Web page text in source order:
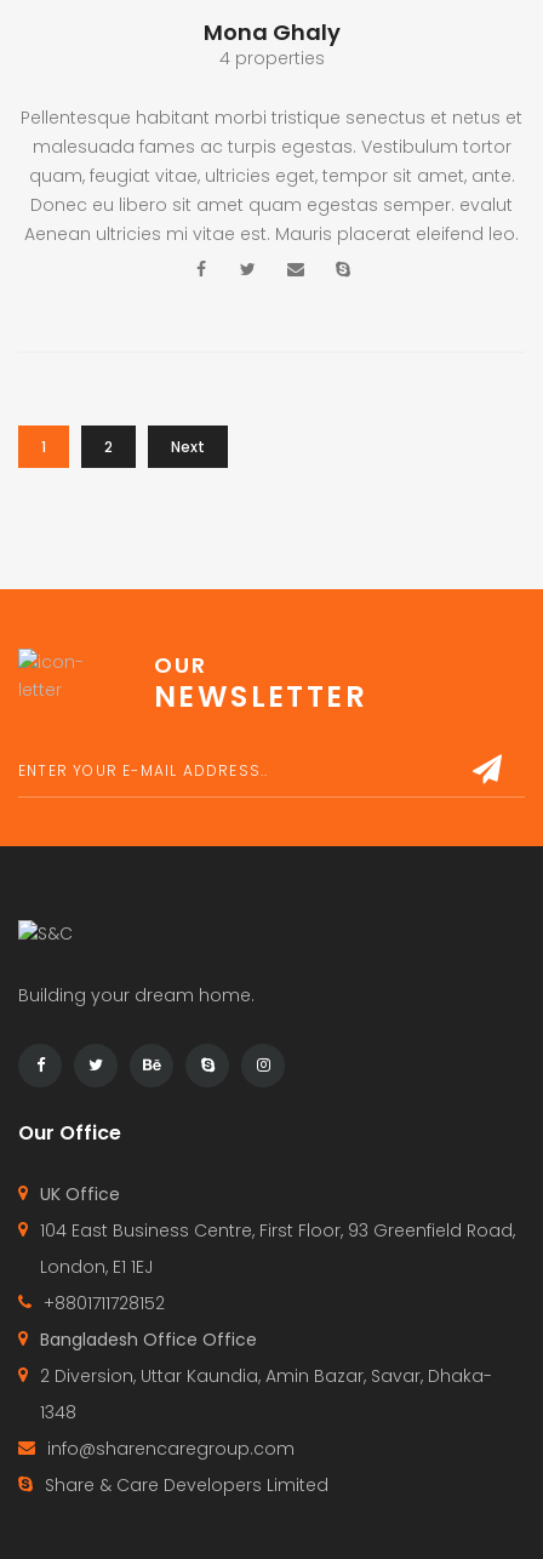
Mona Ghaly
4 properties
Pellentesque habitant morbi tristique senectus et netus et
malesuada fames ac turpis egestas. Vestibulum tortor
quam, feugiat vitae, ultricies eget, tempor sit amet, ante.
Donec eu libero sit amet quam egestas semper. evalut
Aenean ultricies mi vitae est. Mauris placerat eleifend leo.
1 2 Next
OUR
NEWSLETTER
Building your dream home.
Our Office
UK Office
104 East Business Centre, First Floor, 93 Greenfield Road,
London, E1 1EJ
+8801711728152
Bangladesh Office Office
2 Diversion, Uttar Kaundia, Amin Bazar, Savar, Dhaka-
1348
info@sharencaregroup.com
Share & Care Developers Limited